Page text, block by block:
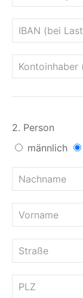
2. Person
männlich